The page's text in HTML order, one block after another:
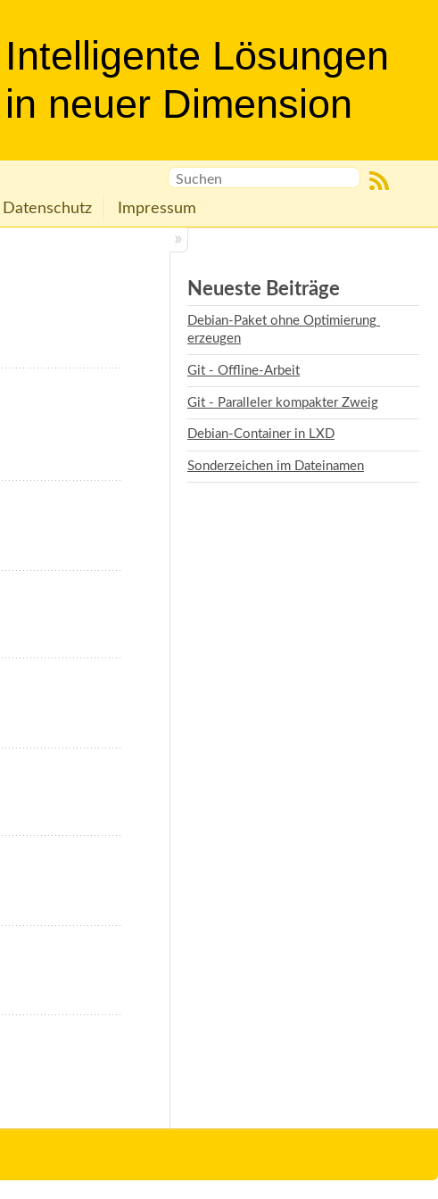
Intelligente Lösungen
in neuer Dimension
Datenschutz Impressum
Neueste Beiträge
Debian-Paket ohne Optimierung
erzeugen
Git - Offline-Arbeit
Git - Paralleler kompakter Zweig
Debian-Container in LXD
Sonderzeichen im Dateinamen